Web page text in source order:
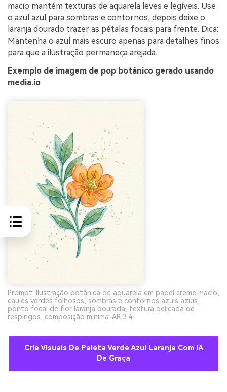
macio mantém texturas de aquarela leves e legíveis. Use
o azul azul para sombras e contornos, depois deixe o
laranja dourado trazer as pétalas focais para frente. Dica:
Mantenha o azul mais escuro apenas para detalhes finos
para que a ilustração permaneça arejada.
Exemplo de imagem de pop botânico gerado usando
media.io
Prompt: Ilustração botânica de aquarela em papel creme macio,
caules verdes folhosos, sombras e contornos azuis azuis,
ponto focal de flor laranja dourada, textura delicada de
respingos, composição mínima-AR 3:4
Crie Visuais De Paleta Verde Azul Laranja Com IA
De Graça